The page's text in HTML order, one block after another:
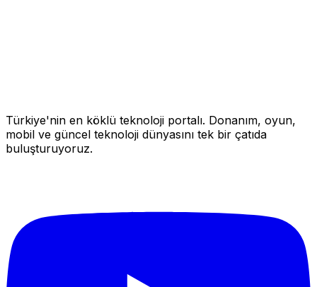
Türkiye'nin en köklü teknoloji portalı. Donanım, oyun,
mobil ve güncel teknoloji dünyasını tek bir çatıda
buluşturuyoruz.